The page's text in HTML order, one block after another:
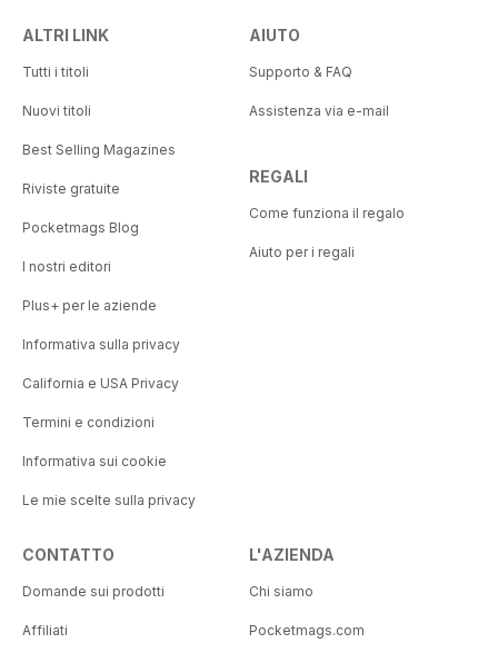
ALTRI LINK
Tutti i titoli
Nuovi titoli
Best Selling Magazines
Riviste gratuite
Pocketmags Blog
I nostri editori
Plus+ per le aziende
Informativa sulla privacy
California e USA Privacy
Termini e condizioni
Informativa sui cookie
Le mie scelte sulla privacy
AIUTO
Supporto & FAQ
Assistenza via e-mail
REGALI
Come funziona il regalo
Aiuto per i regali
CONTATTO
Domande sui prodotti
Affiliati
L'AZIENDA
Chi siamo
Pocketmags.com